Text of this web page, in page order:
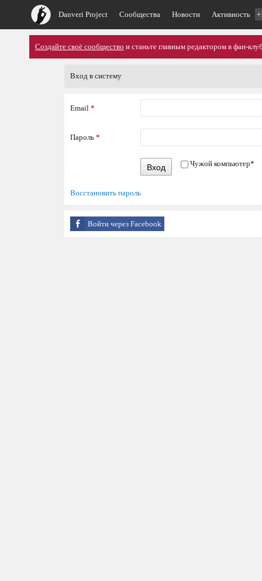
Danveri Project Сообщества Новости Активность
Создайте своё сообщество и станьте главным редактором в фан-
Вход в систему
Email *
Пароль *
Вход Чужой компьютер*
Восстановить пароль
Войти через Facebook